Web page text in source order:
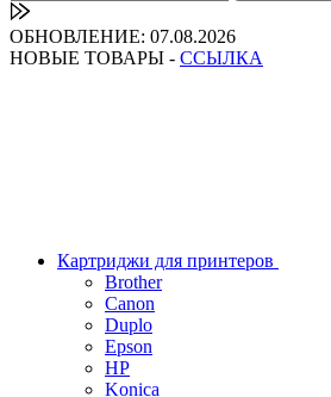
ОБНОВЛЕНИЕ: 07.08.2026
НОВЫЕ ТОВАРЫ - ССЫЛКА
Картриджи для принтеров
Brother
Canon
Duplo
Epson
HP
Konica